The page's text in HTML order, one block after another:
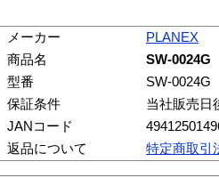
メーカー
PLANEX
商品名
SW-0024G
型番
SW-0024G
保証条件
当社販売日
JANコード
返品について
特定商取引